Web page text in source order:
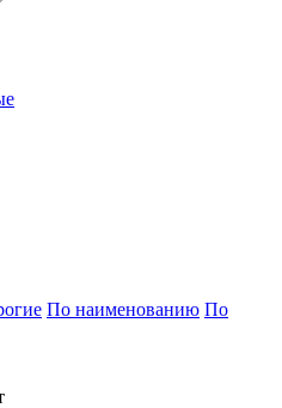
По наименованию По